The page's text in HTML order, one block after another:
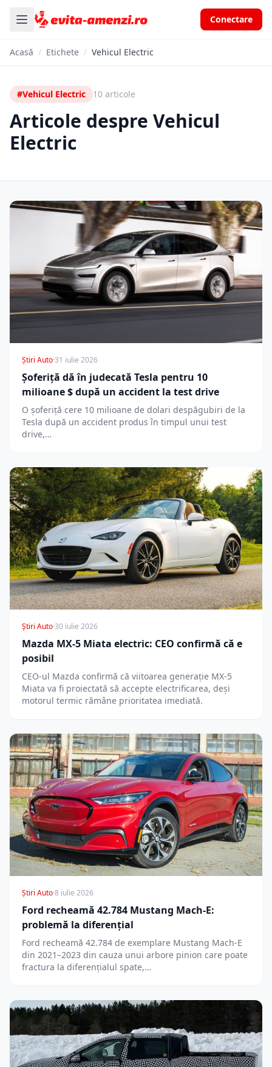
Conectare
Acasă / Etichete / Vehicul Electric
#Vehicul Electric 10 articole
Articole despre Vehicul
Electric
Știri Auto·31 iulie 2026
Șoferiță dă în judecată Tesla pentru 10
milioane $ după un accident la test drive
O șoferiță cere 10 milioane de dolari despăgubiri de la
Tesla după un accident produs în timpul unui test
drive,…
Știri Auto·30 iulie 2026
Mazda MX-5 Miata electric: CEO confirmă că e
posibil
CEO-ul Mazda confirmă că viitoarea generație MX-5
Miata va fi proiectată să accepte electrificarea, deși
motorul termic rămâne prioritatea imediată.
Știri Auto·8 iulie 2026
Ford recheamă 42.784 Mustang Mach-E:
problemă la diferențial
Ford recheamă 42.784 de exemplare Mustang Mach-E
din 2021–2023 din cauza unui arbore pinion care poate
fractura la diferențialul spate,…